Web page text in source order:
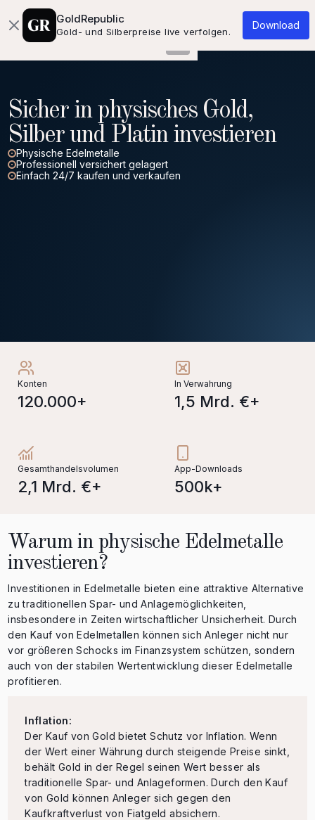
GoldRepublic
Gold- und Silberpreise live verfolgen.
Download
Über unsWissensdatenbank
Sicher in physisches Gold,
Silber und Platin investieren
Physische Edelmetalle
Professionell versichert gelagert
Einfach 24/7 kaufen und verkaufen
Konten
120.000+
In Verwahrung
1,5 Mrd. €+
Gesamthandelsvolumen
2,1 Mrd. €+
App-Downloads
500k+
Warum in physische Edelmetalle
investieren?
Investitionen in Edelmetalle bieten eine attraktive Alternative
zu traditionellen Spar- und Anlagemöglichkeiten,
insbesondere in Zeiten wirtschaftlicher Unsicherheit. Durch
den Kauf von Edelmetallen können sich Anleger nicht nur
vor größeren Schocks im Finanzsystem schützen, sondern
auch von der stabilen Wertentwicklung dieser Edelmetalle
profitieren.
Inflation:
Der Kauf von Gold bietet Schutz vor Inflation. Wenn
der Wert einer Währung durch steigende Preise sinkt,
behält Gold in der Regel seinen Wert besser als
traditionelle Spar- und Anlageformen. Durch den Kauf
von Gold können Anleger sich gegen den
Kaufkraftverlust von Fiatgeld absichern.